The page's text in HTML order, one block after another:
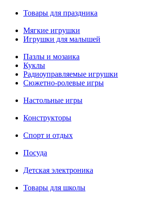
Товары для праздника
Мягкие игрушки
Игрушки для малышей
Пазлы и мозаика
Куклы
Радиоуправляемые игрушки
Сюжетно-ролевые игры
Настольные игры
Конструкторы
Спорт и отдых
Посуда
Детская электроника
Товары для школы